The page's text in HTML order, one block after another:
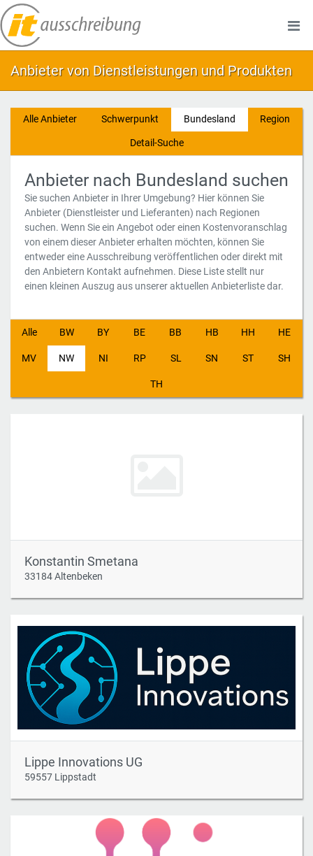
Anbieter von Dienstleistungen und Produkten
Alle Anbieter Schwerpunkt Bundesland Region
Detail-Suche
Anbieter nach Bundesland suchen
Sie suchen Anbieter in Ihrer Umgebung? Hier können Sie
Anbieter (Dienstleister und Lieferanten) nach Regionen
suchen. Wenn Sie ein Angebot oder einen Kostenvoranschlag
von einem dieser Anbieter erhalten möchten, können Sie
entweder eine Ausschreibung veröffentlichen oder direkt mit
den Anbietern Kontakt aufnehmen. Diese Liste stellt nur
einen kleinen Auszug aus unserer aktuellen Anbieterliste dar.
Alle BW BY BE BB HB HH HE
MV NW NI RP SL SN ST SH
TH
Konstantin Smetana
33184 Altenbeken
Lippe Innovations UG
59557 Lippstadt